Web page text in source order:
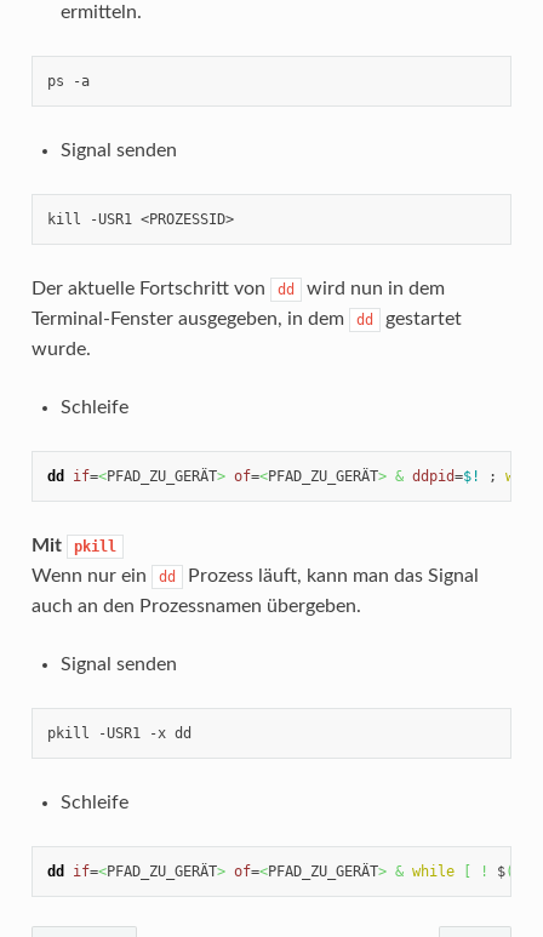
ermitteln.
ps -a
Signal senden
kill -USR1 <PROZESSID>
Der aktuelle Fortschritt von dd
wird nun in dem
Terminal-Fenster ausgegeben, in dem
dd
gestartet
wurde.
Schleife
dd if=<PFAD_ZU_GERÄT> of=<PFAD_ZU_GERÄT> & ddpid=$! ;
Mit pkill
Wenn nur ein dd
Prozess läuft, kann man das Signal
auch an den Prozessnamen übergeben.
Signal senden
pkill -USR1 -x dd
Schleife
dd if=<PFAD_ZU_GERÄT> of=<PFAD_ZU_GERÄT> & while ! $(